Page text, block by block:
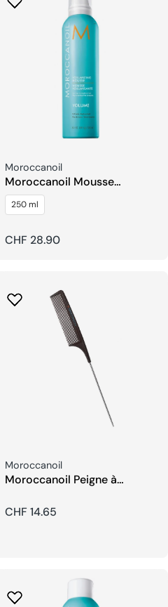
Fournisseur:
Moroccanoil
Moroccanoil Mousse
Volumisante
250 ml
Prix
CHF 28.90
Fournisseur:
Moroccanoil
Moroccanoil Peigne à
Prix
CHF 14.65